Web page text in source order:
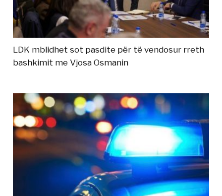
LDK mblidhet sot pasdite për të vendosur rreth
bashkimit me Vjosa Osmanin